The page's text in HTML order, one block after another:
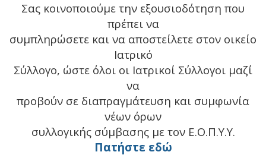
Σας κοινοποιούμε την εξουσιοδότηση που
πρέπει να
συμπληρώσετε και να αποστείλετε στον οικείο
Ιατρικό
Σύλλογο, ώστε όλοι οι Ιατρικοί Σύλλογοι μαζί
να
προβούν σε διαπραγμάτευση και συμφωνία
νέων όρων
συλλογικής σύμβασης με τον Ε.Ο.Π.Υ.Υ.
Πατήστε εδώ